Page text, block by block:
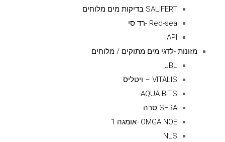
SALIFERT בדיקות מים מלוחים
Red-sea -רד סי
API
מזונות -לדגי מים מתוקים / מלוחים
JBL
VITALIS – ויטליס
AQUA BITS
SERA סרה
OMGA NOE -אומגה 1
NLS